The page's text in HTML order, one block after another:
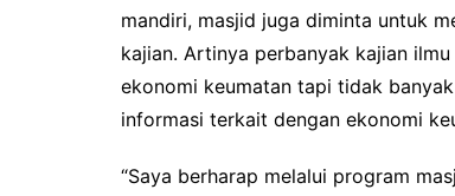
mandiri, masjid juga diminta untuk
kajian. Artinya perbanyak kajian
ekonomi keumatan tapi tidak
informasi terkait dengan ekonomi
“Saya berharap melalui program